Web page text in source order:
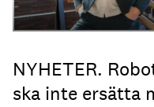
NYHETER.
ska inte ersätta